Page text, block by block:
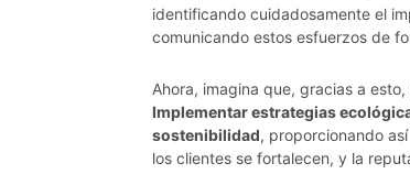
identificando cuidadosamente el
comunicando estos esfuerzos de
Ahora, imagina que, gracias a
Implementar estrategias
sostenibilidad, proporcionando
los clientes se fortalecen, y la